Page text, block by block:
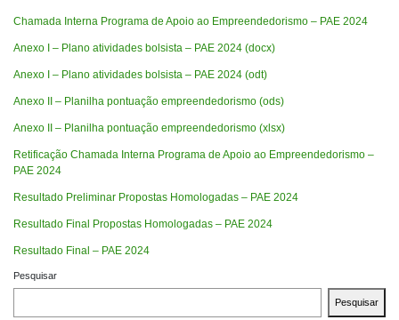
Chamada Interna Programa de Apoio ao Empreendedorismo – PAE 2024
Anexo I – Plano atividades bolsista – PAE 2024 (docx)
Anexo I – Plano atividades bolsista – PAE 2024 (odt)
Anexo II – Planilha pontuação empreendedorismo (ods)
Anexo II – Planilha pontuação empreendedorismo (xlsx)
Retificação Chamada Interna Programa de Apoio ao Empreendedorismo –
PAE 2024
Resultado Preliminar Propostas Homologadas – PAE 2024
Resultado Final Propostas Homologadas – PAE 2024
Resultado Final – PAE 2024
Pesquisar
Pesquisar